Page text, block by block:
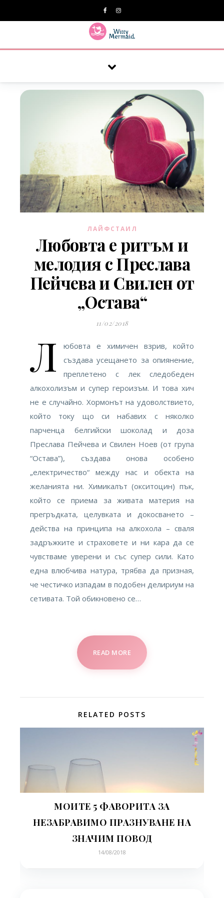
ЛАЙФСТАИЛ
Любовта е ритъм и
мелодия с Преслава
Пейчева и Свилен от
„Остава“
11/02/2018
Л
юбовта е химичен взрив, който
създава усещането за опиянение,
преплетено с лек следобеден
алкохолизъм и супер героизъм. И това хич
не е случайно. Хормонът на удоволствието,
който току що си набавих с няколко
парченца белгийски шоколад и доза
Преслава Пейчева и Свилен Ноев (от група
“Остава”), създава онова особено
„електричество“ между нас и обекта на
желанията ни. Химикалът (окситоцин) пък,
който се приема за живата материя на
прегръдката, целувката и докосването –
действа на принципа на алкохола – сваля
задръжките и страховете и ни кара да се
чувстваме уверени и със супер сили. Като
една влюбчива натура, трябва да призная,
че честичко изпадам в подобен делириум на
сетивата. Той обикновено се…
READ MORE
RELATED POSTS
МОИТЕ 5 ФАВОРИТА ЗА
НЕЗАБРАВИМО ПРАЗНУВАНЕ НА
ЗНАЧИМ ПОВОД
14/08/2018